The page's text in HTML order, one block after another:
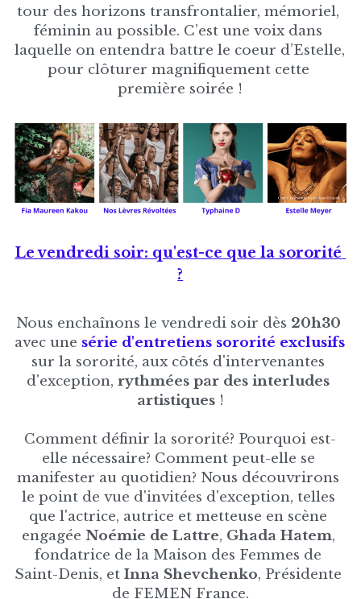
tour des horizons transfrontalier, mémoriel,
féminin au possible. C’est une voix dans
laquelle on entendra battre le coeur d’Estelle,
pour clôturer magnifiquement cette
première soirée !
Le vendredi soir: qu'est-ce que la sororité
?
Nous enchaînons le vendredi soir dès 20h30
avec une série d'entretiens sororité exclusifs
sur la sororité, aux côtés d'intervenantes
d'exception, rythmées par des interludes
artistiques !
Comment définir la sororité? Pourquoi est-
elle nécessaire? Comment peut-elle se
manifester au quotidien? Nous découvrirons
le point de vue d'invitées d'exception, telles
que l'actrice, autrice et metteuse en scène
engagée Noémie de Lattre, Ghada Hatem,
fondatrice de la Maison des Femmes de
Saint-Denis, et Inna Shevchenko, Présidente
de FEMEN France.